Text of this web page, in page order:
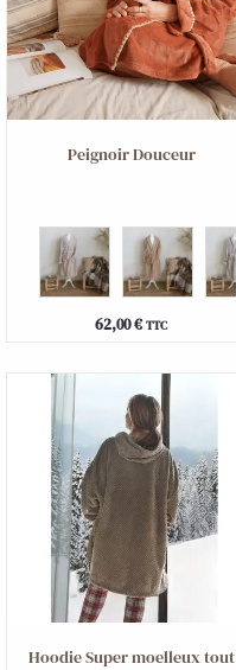
Peignoir Douceur
62,00€ TTC
Hoodie Super moelleux tout